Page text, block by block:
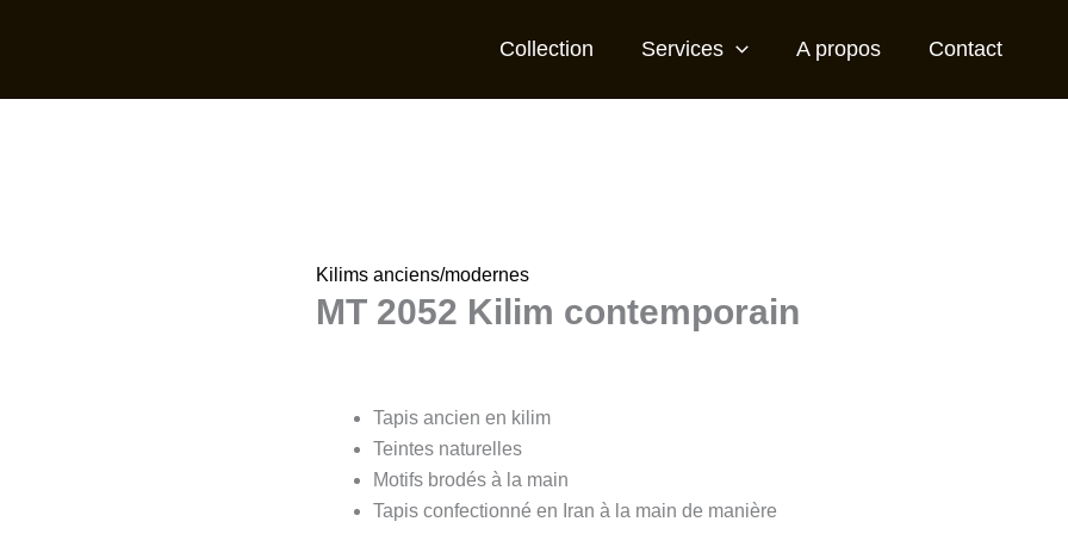
Collection Services A propos Contact
Kilims anciens/modernes
MT 2052 Kilim contemporain
Tapis ancien en kilim
Teintes naturelles
Motifs brodés à la main
Tapis confectionné en Iran à la main de manière